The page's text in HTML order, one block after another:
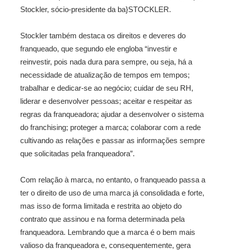
Stockler, sócio-presidente da ba}STOCKLER.
Stockler também destaca os direitos e deveres do
franqueado, que segundo ele engloba “investir e
reinvestir, pois nada dura para sempre, ou seja, há a
necessidade de atualização de tempos em tempos;
trabalhar e dedicar-se ao negócio; cuidar de seu RH,
liderar e desenvolver pessoas; aceitar e respeitar as
regras da franqueadora; ajudar a desenvolver o sistema
do franchising; proteger a marca; colaborar com a rede
cultivando as relações e passar as informações sempre
que solicitadas pela franqueadora”.
Com relação à marca, no entanto, o franqueado passa a
ter o direito de uso de uma marca já consolidada e forte,
mas isso de forma limitada e restrita ao objeto do
contrato que assinou e na forma determinada pela
franqueadora. Lembrando que a marca é o bem mais
valioso da franqueadora e, consequentemente, gera